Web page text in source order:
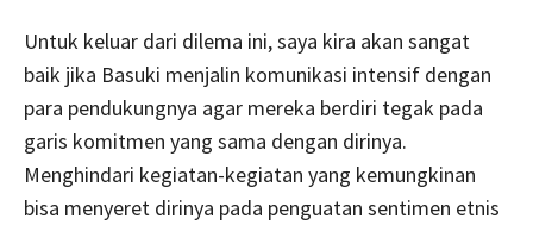
Untuk keluar dari dilema ini, saya kira akan sangat
baik jika Basuki menjalin komunikasi intensif dengan
para pendukungnya agar mereka berdiri tegak pada
garis komitmen yang sama dengan dirinya.
Menghindari kegiatan-kegiatan yang kemungkinan
bisa menyeret dirinya pada penguatan sentimen etnis